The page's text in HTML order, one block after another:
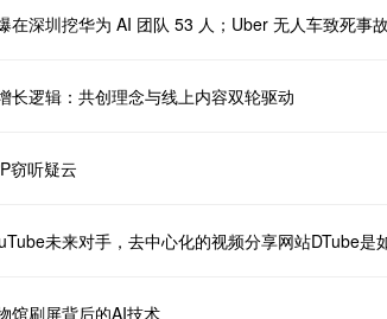
长逻辑：共创理念与线上内容双轮驱动
窃听疑云
未来对手，去中心化的视频分享网站DTube是
馆刷屏背后的AI技术